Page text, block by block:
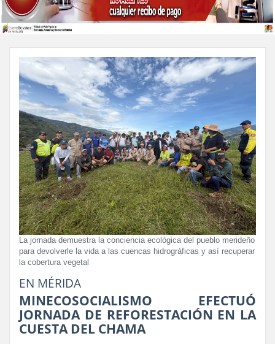
La jornada demuestra la conciencia ecológica del pueblo merideño
para devolverle la vida a las cuencas hidrográficas y así recuperar
la cobertura vegetal
EN MÉRIDA
MINECOSOCIALISMO EFECTUÓ
JORNADA DE REFORESTACIÓN EN LA
CUESTA DEL CHAMA